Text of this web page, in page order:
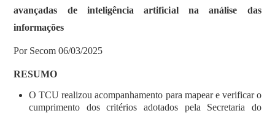
avançadas de inteligência artificial na análise das
informações
Por Secom 06/03/2025
RESUMO
O TCU realizou acompanhamento para mapear e verificar o
cumprimento dos critérios adotados pela Secretaria do